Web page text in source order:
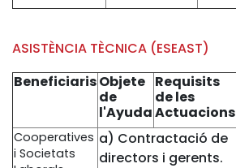
ASISTÈNCIA TÈCNICA (ESEAST)
BeneficiarisObjete
de
l'Ayuda
Requisits
de les
Actuacions
Cooperatives
i Societats
a) Contractació de
directors i gerents.